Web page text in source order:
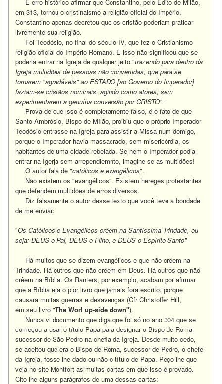
É erro histórico afirmar que Constantino, pelo Edito de Milão,
em 313, tornou o cristinaismo a religião oficial do Império.
Constantino apenas decretou que os cristão poderiam praticar
livremente sua religião.
Foi Teodósio, no final do século IV, que fez o Cristianismo
religião oficial do Império Romano. E isso não significou que se
poderia entrar na Igreja de qualquer jeito "trazendo para dentro da
Igreja multidões de pessoas não convertidas, que para se
tornarem "agradáveis" ao ESTADO [ao Governo do Imperador]
faziam-se cristãos nominais, agindo como atores, sem
experimentarem a genuína conversão por CRISTO".
Prova de que isso é completamente falso, é o fato de que
Santo Ambrósio, Bispo de MIlão, proibiu que o próprio Imperador
Teodósio entrasse na Igreja para assistir a Missa num domigo,
porque o Imperador havia massacrado, sem misericórdia, os
habitantes de uma cidade rebelada. Se nem o Imperador podia
entrar na Igerja sem arrependiemnto, imagine-se as multidões!
O autor fala de "católicos eevangélicos".
Não existem os "evangélicos". Existem hereges protestantes
que defendem multidões de erros diversos.
Diz falsamente o autor desse texto que você teve a bondade
de me enviar:
"Os Católicos e Evangélicos crêem na Santíssima Trindade, ou
seja: DEUS o Pai, DEUS o Filho, e DEUS o Espírito Santo"
Há muitos que se dizem evangélicos e que não crêem na
Trindade. Há outros que não crêem em Deus. Há outros que não
crêem na Bíblia. Os Ranters, por exemplo, acabam por afirmar
que a Bíblia era o pior livro que jamais fora escrito, porque
causara muitas guerras e desavenças (Cfr Christoffer Hill,
em seu livro "The Worl up-side down").
Nunca vi documento que diga que foi só no ano 304 que se
começou a usar o título Papa para designar o Bispo de Roma
sucessor de São Pedro na chefia da Igreja. Desde muito cedo,
se aceitou que era o Bispo de Roma, sucessor de Pedro, o chefe
da Igreja, fosse-lhe dado ou não o título de Papa. Peço-lhe que
veja no site Montfort as muitas cartas em que isso é provado.
Cito-lhe alguns parágrafos de uma dessas cartas: